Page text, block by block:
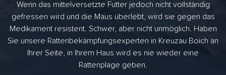
Wenn das mittelversetzte Futter jedoch nicht vollständig
gefressen wird und die Maus überlebt, wird sie gegen das
Medikament resistent. Schwer, aber nicht unmöglich. Haben
Sie unsere Rattenbekämpfungsexperten in Kreuzau Boich an
Ihrer Seite, in Ihrem Haus wird es nie wieder eine
Rattenplage geben.